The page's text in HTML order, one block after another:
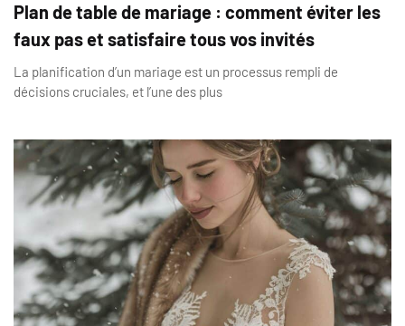
Plan de table de mariage : comment éviter les
faux pas et satisfaire tous vos invités
La planification d’un mariage est un processus rempli de
décisions cruciales, et l’une des plus